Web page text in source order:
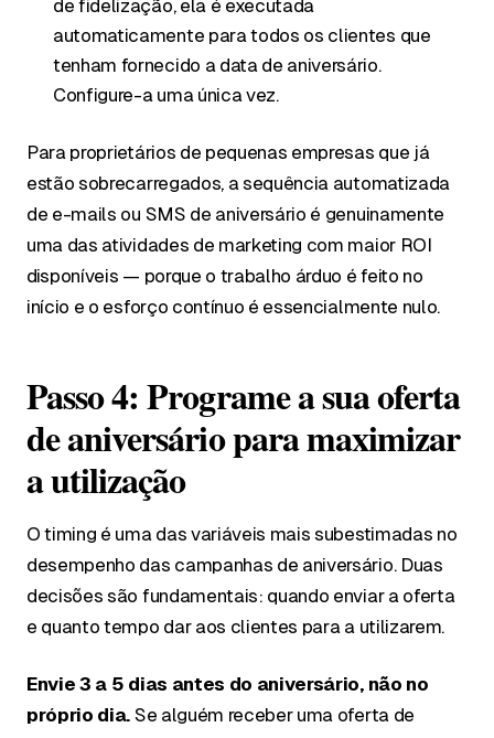
de fidelização, ela é executada
automaticamente para todos os clientes que
tenham fornecido a data de aniversário.
Configure-a uma única vez.
Para proprietários de pequenas empresas que já
estão sobrecarregados, a sequência automatizada
de e-mails ou SMS de aniversário é genuinamente
uma das atividades de marketing com maior ROI
disponíveis — porque o trabalho árduo é feito no
início e o esforço contínuo é essencialmente nulo.
Passo 4: Programe a sua oferta
de aniversário para maximizar
a utilização
O timing é uma das variáveis mais subestimadas no
desempenho das campanhas de aniversário. Duas
decisões são fundamentais: quando enviar a oferta
e quanto tempo dar aos clientes para a utilizarem.
Envie 3 a 5 dias antes do aniversário, não no
próprio dia. Se alguém receber uma oferta de